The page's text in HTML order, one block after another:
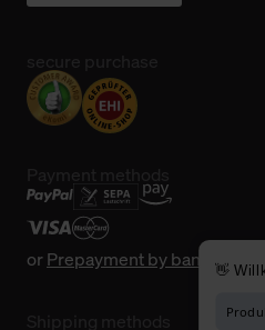
orPrepayment by bank transfer